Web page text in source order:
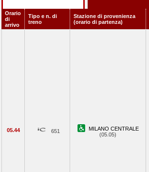
Orario
di
arrivo
Tipo e n. di
treno
Stazione di provenienza
(orario di partenza)
05.44 651
MILANO CENTRALE
(05.05)